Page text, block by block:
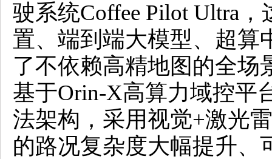
驶系统Coffee Pilot Ultra
置、端到端大模型、超算
了不依赖高精地图的全场
基于Orin-X高算力域控平
法架构，采用视觉+激光
的路况复杂度大幅提升、